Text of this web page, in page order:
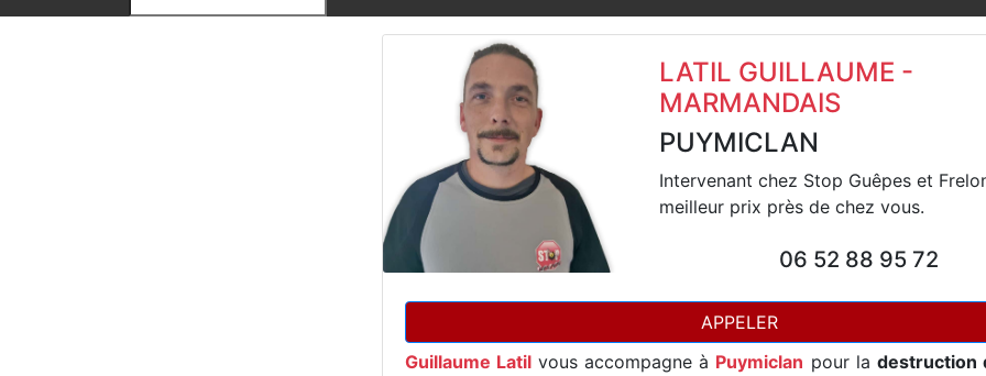
LATIL GUILLAUME -
MARMANDAIS
PUYMICLAN
Intervenant chez Stop Guêpes et
meilleur prix près de chez vous.
06 52 88 95 72
APPELER
Guillaume Latil vous accompagne à Puymiclan pour la destruction